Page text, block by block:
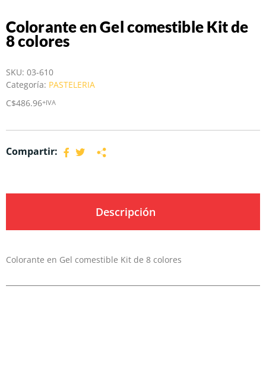
Colorante en Gel comestible Kit de
8 colores
SKU: 03-610
Categoría: PASTELERIA
C$486.96+IVA
Compartir:
Descripción
Colorante en Gel comestible Kit de 8 colores